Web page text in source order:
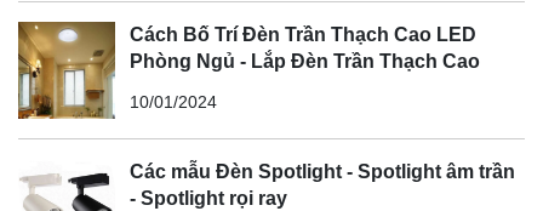
Cách Bố Trí Đèn Trần Thạch Cao LED
Phòng Ngủ - Lắp Đèn Trần Thạch Cao
10/01/2024
Các mẫu Đèn Spotlight - Spotlight âm trần
- Spotlight rọi ray